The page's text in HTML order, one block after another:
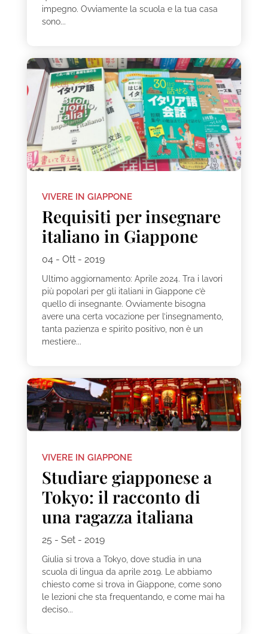
impegno. Ovviamente la scuola e la tua casa
sono...
VIVERE IN GIAPPONE
Requisiti per insegnare
italiano in Giappone
04 - Ott - 2019
Ultimo aggiornamento: Aprile 2024. Tra i lavori
più popolari per gli italiani in Giappone c’è
quello di insegnante. Ovviamente bisogna
avere una certa vocazione per l’insegnamento,
tanta pazienza e spirito positivo, non è un
mestiere...
VIVERE IN GIAPPONE
Studiare giapponese a
Tokyo: il racconto di
una ragazza italiana
25 - Set - 2019
Giulia si trova a Tokyo, dove studia in una
scuola di lingua da aprile 2019. Le abbiamo
chiesto come si trova in Giappone, come sono
le lezioni che sta frequentando, e come mai ha
deciso...